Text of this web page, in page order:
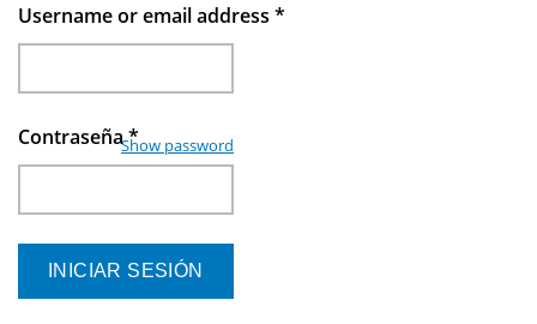
Username or email address *
Contraseña*
Show password